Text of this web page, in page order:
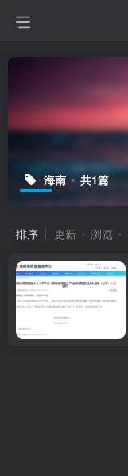
海南 共1篇
排序 更新 浏览